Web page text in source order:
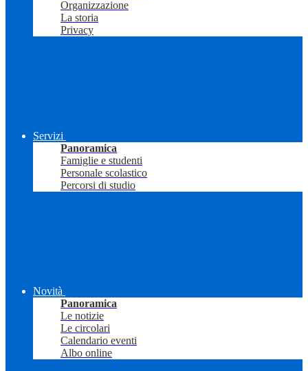
Organizzazione
La storia
Privacy
Servizi
Panoramica
Famiglie e studenti
Personale scolastico
Percorsi di studio
Novità
Panoramica
Le notizie
Le circolari
Calendario eventi
Albo online